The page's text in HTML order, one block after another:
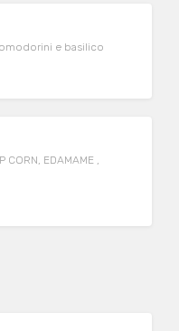
e basilico
CORN, EDAMAME ,